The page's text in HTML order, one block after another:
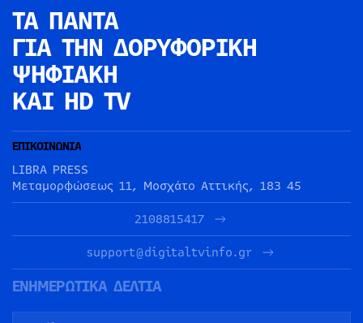
ΤΑ ΠΑΝΤΑ
ΓΙΑ ΤΗΝ ΔΟΡΥΦΟΡΙΚΗ
ΨΗΦΙΑΚΗ
ΚΑΙ HD TV
ΕΠΙΚΟΙΝΩΝΙΑ
LIBRA PRESS
Μεταμορφώσεως 11, Μοσχάτο Αττικής, 183 45
2108815417
support@digitaltvinfo.gr
ΕΝΗΜΕΡΩΤΙΚΑ ΔΕΛΤΙΑ